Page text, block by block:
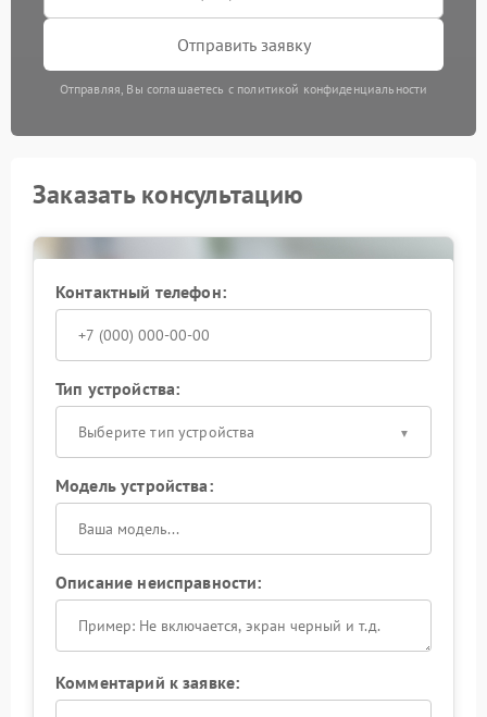
Отправить заявку
Отправляя, Вы соглашаетесь с политикой конфиденциальности
Заказать консультацию
Контактный телефон:
Тип устройства:
Выберите тип устройства
Модель устройства:
Описание неисправности:
Комментарий к заявке: